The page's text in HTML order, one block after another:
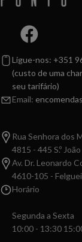
Ligue-nos: +351
(custo de uma
seu tarifário)
Email:
Rua Senhora dos
4815 - 445 S.º
Av. Dr. Leonardo
4610-105 -
Horário
Segunda a Sexta
10:00 - 13:30